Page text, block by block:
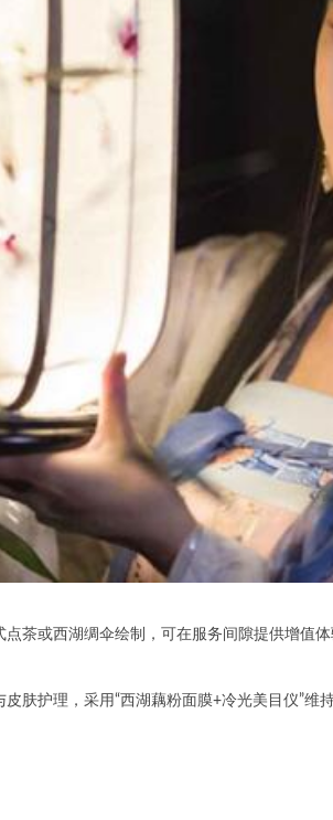
或西湖绸伞绘制，可在服务间隙提供增值体
护理，采用“西湖藕粉面膜+冷光美目仪”维持